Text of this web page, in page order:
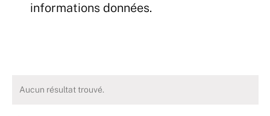
informations données.
Aucun résultat trouvé.